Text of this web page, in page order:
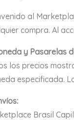
al
compra. Al
y Pasarelas
los precios
especificada.
Brasil